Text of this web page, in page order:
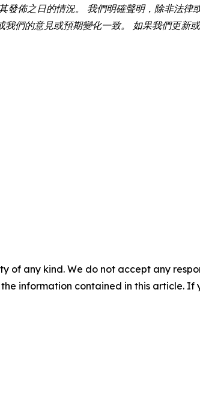
發佈之日的情況。 我們明確聲明，除非法
們的意見或預期變化一致。 如果我們更新
of any kind. We do not accept any
information contained in this article.